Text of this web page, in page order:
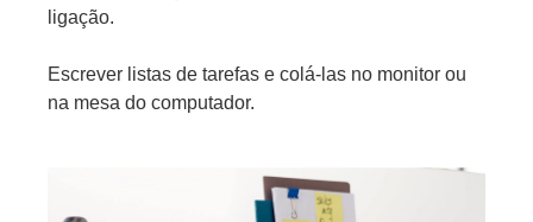
ligação.
Escrever listas de tarefas e colá-las no monitor ou
na mesa do computador.